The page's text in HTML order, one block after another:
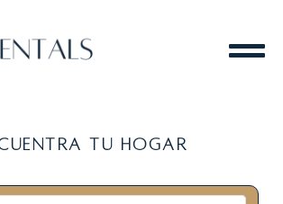
tu hogar